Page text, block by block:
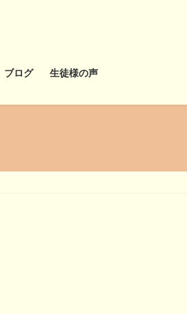
ブログ 生徒様の声